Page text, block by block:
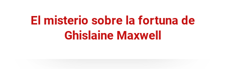
El misterio sobre la fortuna de
Ghislaine Maxwell